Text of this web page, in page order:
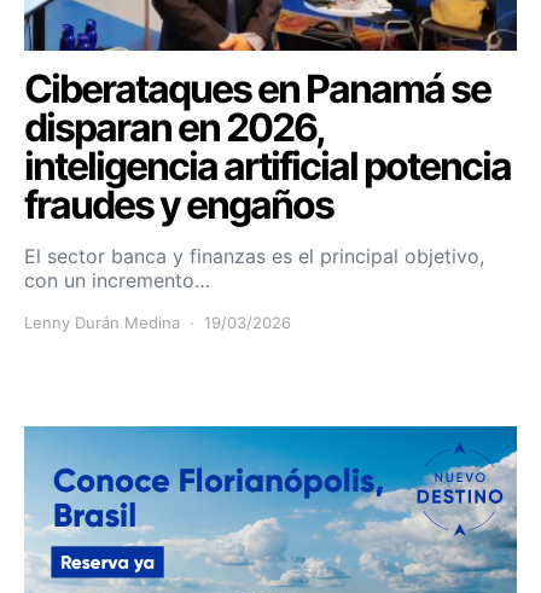
Ciberataques en Panamá se
disparan en 2026,
inteligencia artificial potencia
fraudes y engaños
El sector banca y finanzas es el principal objetivo,
con un incremento…
Lenny Durán Medina 19/03/2026